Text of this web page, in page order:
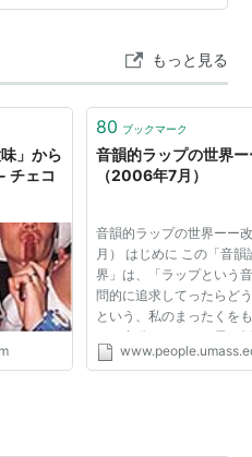
もっと見る
」から
チェコ
80 ブックマーク
音韻的ラップの世界
（2006年7月）
音韻的ラップの世界ーー
月） はじめに この「音
界」は、「ラップという
問的に追求してったらど
という、私のまったくを
から出発しました。長い
りに成果がでましたので